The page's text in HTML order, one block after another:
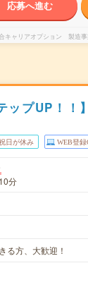
応募へ進む
キャリアオプション 製造事
ップUP！！
日が休み WEB登録
分
る方、大歓迎！